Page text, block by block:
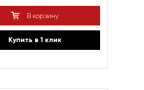
В корзину
Купить в 1 клик